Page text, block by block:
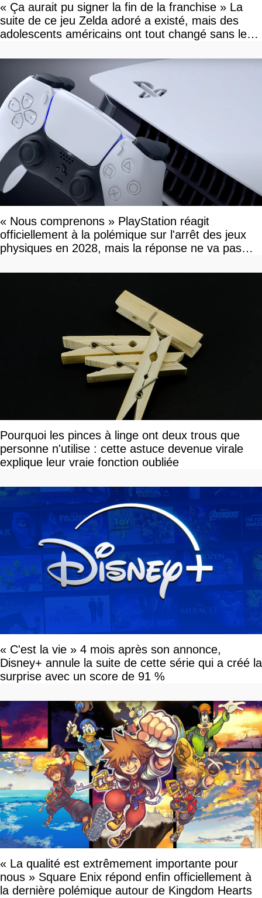
« Ça aurait pu signer la fin de la franchise » La
suite de ce jeu Zelda adoré a existé, mais des
adolescents américains ont tout changé sans le
« Nous comprenons » PlayStation réagit
officiellement à la polémique sur l'arrêt des jeux
physiques en 2028, mais la réponse ne va pas
Pourquoi les pinces à linge ont deux trous que
personne n'utilise : cette astuce devenue virale
explique leur vraie fonction oubliée
« C'est la vie » 4 mois après son annonce,
Disney+ annule la suite de cette série qui a créé la
surprise avec un score de 91 %
« La qualité est extrêmement importante pour
nous » Square Enix répond enfin officiellement à
la dernière polémique autour de Kingdom Hearts